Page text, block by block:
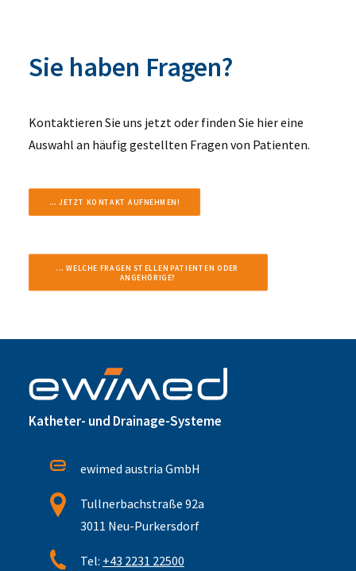
Sie haben Fragen?
Kontaktieren Sie uns jetzt oder finden Sie hier eine
Auswahl an häufig gestellten Fragen von Patienten.
... JETZT KONTAKT AUFNEHMEN!
... WELCHE FRAGEN STELLEN PATIENTEN ODER
ANGEHÖRIGE?
Katheter- und Drainage-Systeme
ewimed austria GmbH
Tullnerbachstraße 92a
3011 Neu-Purkersdorf
Tel: +43 2231 22500